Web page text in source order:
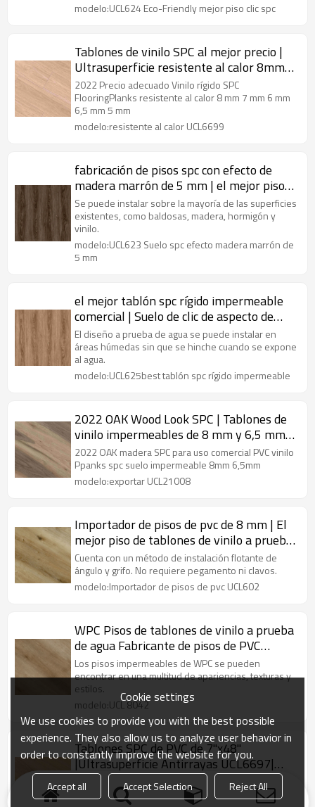
modelo:UCL624 Eco-Friendly mejor piso clic spc
Tablones de vinilo SPC al mejor precio |
Ultrasuperficie resistente al calor 8mm
7mm 6mm | SPC aspecto madera
UCL6699
2022 Precio adecuado Vinilo rígido SPC
FlooringPlanks resistente al calor 8 mm 7 mm 6 mm
6,5 mm 5 mm
modelo:resistente al calor UCL6699
fabricación de pisos spc con efecto de
madera marrón de 5 mm | el mejor piso
de núcleo rígido ignífugo | baño de
tablones de vinilo de lujo
Se puede instalar sobre la mayoría de las superficies
existentes, como baldosas, madera, hormigón y
vinilo.
modelo:UCL623 Suelo spc efecto madera marrón de
5 mm
el mejor tablón spc rígido impermeable
comercial | Suelo de clic de aspecto de
madera de lujo de 5 mm | vinilo spc para
baños
El diseño a prueba de agua se puede instalar en
áreas húmedas sin que se hinche cuando se expone
al agua.
modelo:UCL625best tablón spc rígido impermeable
2022 OAK Wood Look SPC | Tablones de
vinilo impermeables de 8 mm y 6,5 mm |
Exportación de pisos de pvc UCL21008
2022 OAK madera SPC para uso comercial PVC vinilo
Ppanks spc suelo impermeable 8mm 6,5mm
modelo:exportar UCL21008
Importador de pisos de pvc de 8 mm | El
mejor piso de tablones de vinilo a prueba
de agua | Tablón de vinilo de lujo de
núcleo rígido
Cuenta con un método de instalación flotante de
ángulo y grifo. No requiere pegamento ni clavos.
modelo:Importador de pisos de pvc UCL602
WPC Pisos de tablones de vinilo a prueba
de agua Fabricante de pisos de PVC
compuesto de plástico y madera | Confort
Duradero Antideslizante UCL 8042
Los pisos impermeables de WPC se pueden
encontrar en una multitud de apariencias, texturas y
estilos.
modelo:UCL 8042
Tablones SPC de PVC de 7"x48"
|Ultrasuperficie Antirrayas UCL6697|
Proveedor de tablones de vinilo de lujo
Tablones de suelo SPC de PVC Antiarañazos en el
registro Suelo SPC antiarañazos Baldosas de suelo
Cookie settings
We use cookies to provide you with the best possible
experience. They also allow us to analyze user behavior in
order to constantly improve the website for you.
Accept all Accept Selection Reject All